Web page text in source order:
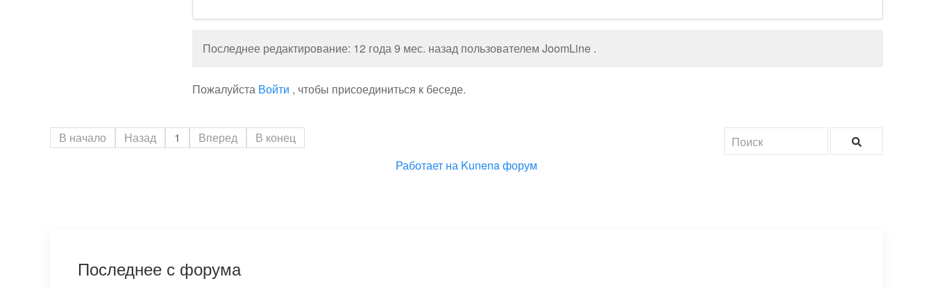
Последнее редактирование: 12 года 9 мес. назад пользователемJoomLine .
Пожалуйста Войти , чтобы присоединиться к беседе.
В начало Назад 1 Вперед
В конец
Работает на Kunena форум
Последнее с форума